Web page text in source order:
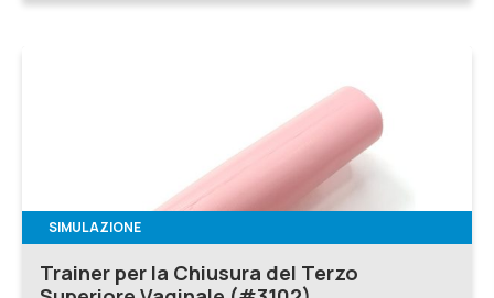
SIMULAZIONE
Trainer per la Chiusura del Terzo